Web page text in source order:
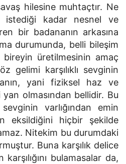
hilesine muhtaçtır. Ne
kadar nesnel ve
bir badananın arkasına
durumunda, belli bileşim
üretilmesinin amaç
gelimi karşılıklı sevginin
yani fiziksel haz ve
olmasından bellidir. Bu
varlığından emin
eksildiğini hiçbir şekilde
Nitekim bu durumdaki
Buna karşılık delice
karşılığını bulamasalar da,